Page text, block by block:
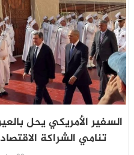
السفير الأمريكي يحل
تنامي الشراكة